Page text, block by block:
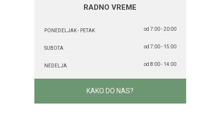
RADNO VREME
PONEDELJAK - PETAK od 7:00 - 20:00
SUBOTA od 7:00 - 15:00
NEDELJA od 8:00 - 14:00
KAKO DO NAS?